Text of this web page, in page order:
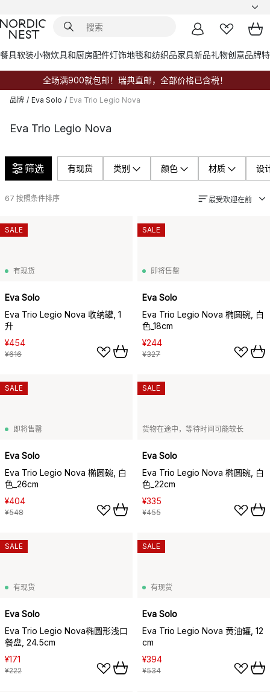
餐具软装小物炊具和厨房配件灯饰地毯和纺织品家具新品礼物创意品牌
全场满900就包邮！瑞典直邮，全部价格已含税！
品牌 / Eva Solo / Eva Trio Legio Nova
Eva Trio Legio Nova
筛选 有现货 类别 颜色 材质 设
67 按照条件排序 最受欢迎在前
有现货
Eva Solo
Eva Trio Legio Nova 收纳罐, 1
升
¥454
¥616
SALE
即将售罄
Eva Solo
Eva Trio Legio Nova 椭圆碗, 白
色_18cm
¥244
¥327
SALE
即将售罄
Eva Solo
Eva Trio Legio Nova 椭圆碗, 白
色_26cm
¥404
¥548
SALE
货物在途中，等待时间可能较长
Eva Solo
Eva Trio Legio Nova 椭圆碗, 白
色_22cm
¥335
¥455
SALE
有现货
Eva Solo
Eva Trio Legio Nova椭圆形浅口
餐盘, 24.5cm
¥171
¥222
SALE
有现货
Eva Solo
Eva Trio Legio Nova 黄油罐, 12
cm
¥394
¥534
SALE